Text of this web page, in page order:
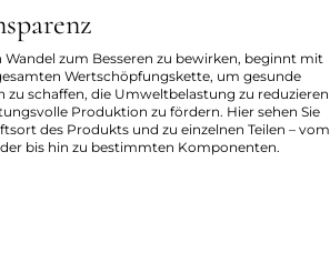
Wandel zum Besseren zu bewirken, beginnt mit
Wertschöpfungskette, um gesunde
zu schaffen, die Umweltbelastung zu reduzieren
Produktion zu fördern. Hier sehen Sie
des Produkts und zu einzelnen Teilen – vom
bis hin zu bestimmten Komponenten.